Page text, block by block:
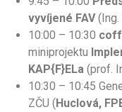
vyvíjené FAV(Ing.
10:00 – 10:30
miniprojektu
KAP{F}ELa (prof.
10:30 – 10:45
ZČU (Huclová,